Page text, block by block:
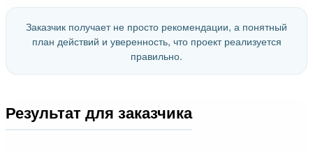
Заказчик получает не просто рекомендации, а понятный
план действий и уверенность, что проект реализуется
правильно.
Результат для заказчика